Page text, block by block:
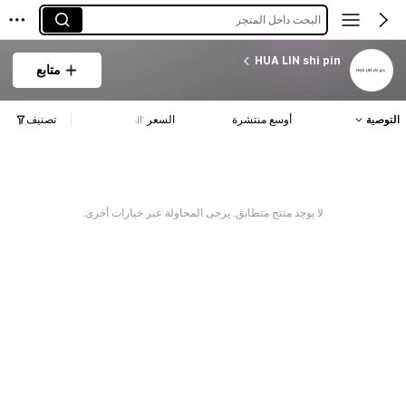
البحث داخل المتجر
HUA LIN shi pin
متابع
التوصية أوسع منتشرة السعر تصنيف
لا يوجد منتج متطابق. يرجى المحاولة عبر خيارات أخرى.